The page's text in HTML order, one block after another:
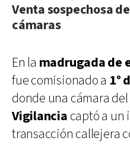
Venta sospechosa
cámaras
En la madrugada de
fue comisionado a 1°
donde una cámara
Vigilancia captó a un
transacción callejera